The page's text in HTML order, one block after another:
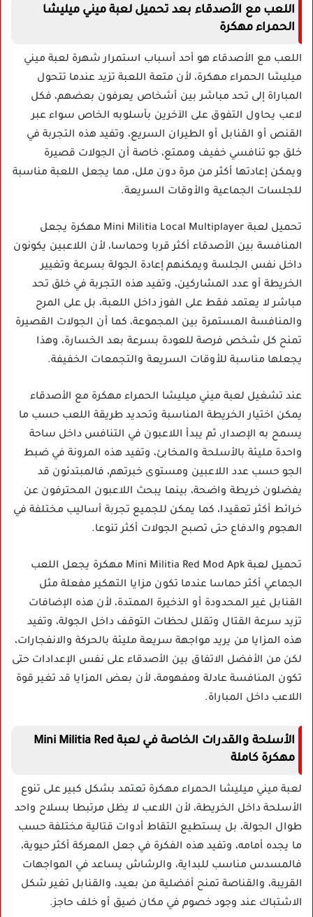
اللعب مع الأصدقاء بعد تحميل لعبة ميني ميليشا
الحمراء مهكرة
اللعب مع الأصدقاء هو أحد أسباب استمرار شهرة لعبة ميني
ميليشا الحمراء مهكرة، لأن متعة اللعبة تزيد عندما تتحول
المباراة إلى تحد مباشر بين أشخاص يعرفون بعضهم، فكل
لاعب يحاول التفوق على الآخرين بأسلوبه الخاص سواء عبر
القنص أو القنابل أو الطيران السريع، وتفيد هذه التجربة في
خلق جو تنافسي خفيف وممتع، خاصة أن الجولات قصيرة
ويمكن إعادتها أكثر من مرة دون ملل، مما يجعل اللعبة مناسبة
للجلسات الجماعية والأوقات السريعة.
تحميل لعبة Mini Militia Local Multiplayer مهكرة يجعل
المنافسة بين الأصدقاء أكثر قربا وحماسا، لأن اللاعبين يكونون
داخل نفس الجلسة ويمكنهم إعادة الجولة بسرعة وتغيير
الخريطة أو عدد المشاركين، وتفيد هذه التجربة في خلق تحد
مباشر لا يعتمد فقط على الفوز داخل اللعبة، بل على المرح
والمنافسة المستمرة بين المجموعة، كما أن الجولات القصيرة
تمنح كل شخص فرصة للعودة بسرعة بعد الخسارة، وهذا
يجعلها مناسبة للأوقات السريعة والتجمعات الخفيفة.
عند تشغيل لعبة ميني ميليشا الحمراء مهكرة مع الأصدقاء
يمكن اختيار الخريطة المناسبة وتحديد طريقة اللعب حسب ما
يسمح به الإصدار، ثم يبدأ اللاعبون في التنافس داخل ساحة
واحدة مليئة بالأسلحة والمخابئ، وتفيد هذه المرونة في ضبط
الجو حسب عدد اللاعبين ومستوى خبرتهم، فالمبتدئون قد
يفضلون خريطة واضحة، بينما يبحث اللاعبون المحترفون عن
خرائط أكثر تعقيدا، كما يمكن للجميع تجربة أساليب مختلفة في
الهجوم والدفاع حتى تصبح الجولات أكثر تنوعا.
تحميل لعبة Mini Militia Red Mod Apk مهكرة يجعل اللعب
الجماعي أكثر حماسا عندما تكون مزايا التهكير مفعلة مثل
القنابل غير المحدودة أو الذخيرة الممتدة، لأن هذه الإضافات
تزيد سرعة القتال وتقلل لحظات التوقف داخل الجولة، وتفيد
هذه المزايا من يريد مواجهة سريعة مليئة بالحركة والانفجارات،
لكن من الأفضل الاتفاق بين الأصدقاء على نفس الإعدادات حتى
تكون المنافسة عادلة ومفهومة، لأن بعض المزايا قد تغير قوة
اللاعب داخل المباراة.
الأسلحة والقدرات الخاصة في لعبة Mini Militia Red
مهكرة كاملة
لعبة ميني ميليشا الحمراء مهكرة تعتمد بشكل كبير على تنوع
الأسلحة داخل الخريطة، لأن اللاعب لا يظل مرتبطا بسلاح واحد
طوال الجولة، بل يستطيع التقاط أدوات قتالية مختلفة حسب
ما يجده أمامه، وتفيد هذه الفكرة في جعل المعركة أكثر حيوية،
فالمسدس مناسب للبداية، والرشاش يساعد في المواجهات
القريبة، والقناصة تمنح أفضلية من بعيد، والقنابل تغير شكل
الاشتباك عند وجود خصوم في مكان ضيق أو خلف حاجز.